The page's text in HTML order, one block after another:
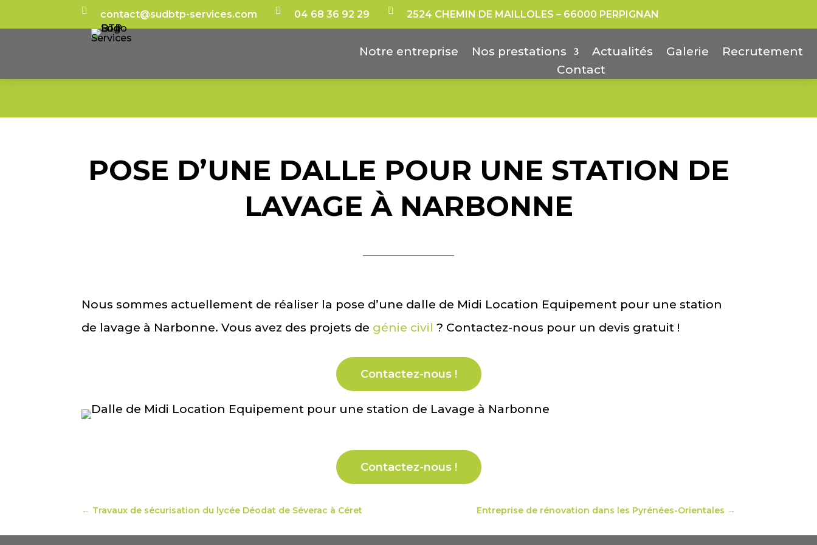
 contact@sudbtp-services.com  04 68 36 92 29  2524 CHEMIN DE MAILLOLES – 66000 PERPIGNAN
Notre entreprise Nos prestations Actualités Galerie
Recrutement
Contact
POSE D’UNE DALLE POUR UNE STATION DE
LAVAGE À NARBONNE
Nous sommes actuellement de réaliser la pose d’une dalle de Midi Location Equipement pour une station
de lavage à Narbonne. Vous avez des projets de génie civil ? Contactez-nous pour un devis gratuit !
Contactez-nous !
Contactez-nous !
← Travaux de sécurisation du lycée Déodat de Séverac à Céret Entreprise de rénovation dans les Pyrénées-Orientales →